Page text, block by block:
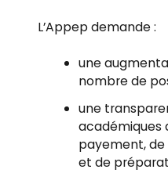
L’Appep demande :
une
nombre de
une
académiques
payement,
et de